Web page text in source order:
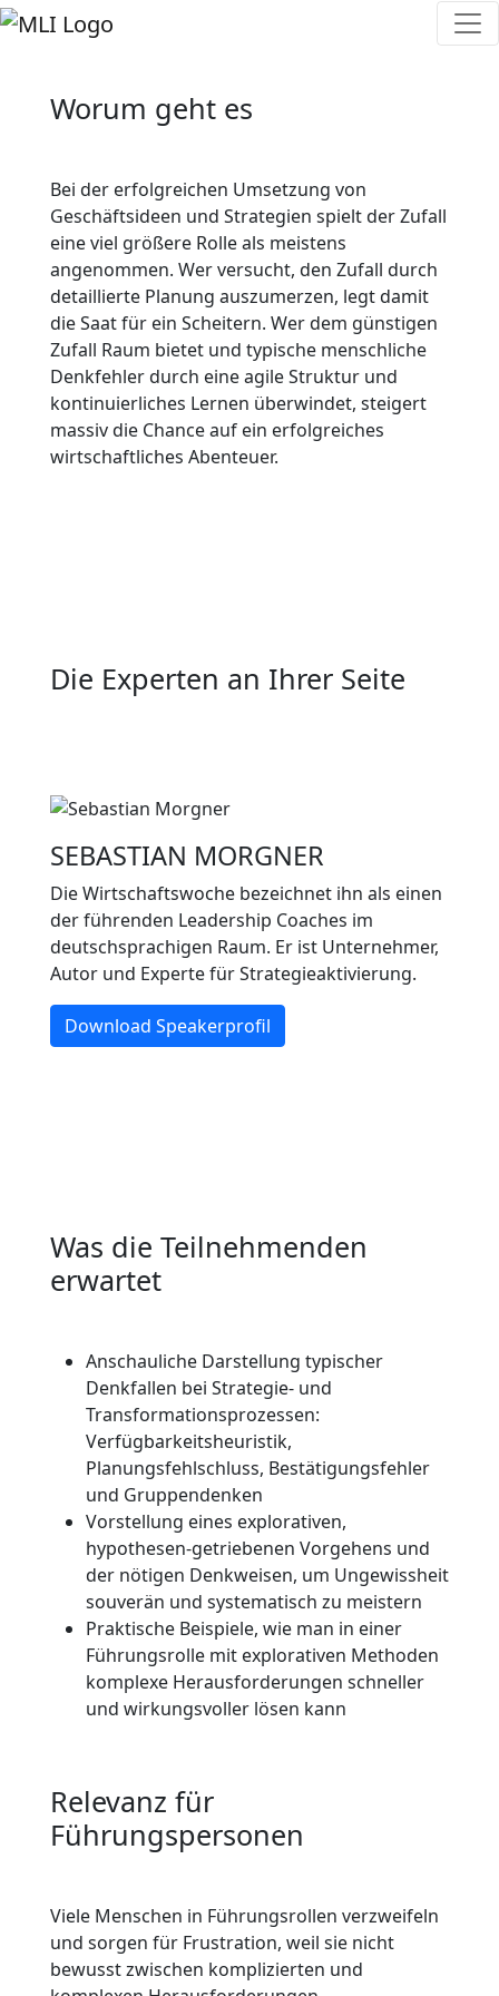
Worum geht es
Bei der erfolgreichen Umsetzung von
Geschäftsideen und Strategien spielt der Zufall
eine viel größere Rolle als meistens
angenommen. Wer versucht, den Zufall durch
detaillierte Planung auszumerzen, legt damit
die Saat für ein Scheitern. Wer dem günstigen
Zufall Raum bietet und typische menschliche
Denkfehler durch eine agile Struktur und
kontinuierliches Lernen überwindet, steigert
massiv die Chance auf ein erfolgreiches
wirtschaftliches Abenteuer.
Die Experten an Ihrer Seite
SEBASTIAN MORGNER
Die Wirtschaftswoche bezeichnet ihn als einen
der führenden Leadership Coaches im
deutschsprachigen Raum. Er ist Unternehmer,
Autor und Experte für Strategieaktivierung.
Download Speakerprofil
Was die Teilnehmenden
erwartet
Anschauliche Darstellung typischer
Denkfallen bei Strategie- und
Transformationsprozessen:
Verfügbarkeitsheuristik,
Planungsfehlschluss, Bestätigungsfehler
und Gruppendenken
Vorstellung eines explorativen,
hypothesen-getriebenen Vorgehens und
der nötigen Denkweisen, um Ungewissheit
souverän und systematisch zu meistern
Praktische Beispiele, wie man in einer
Führungsrolle mit explorativen Methoden
komplexe Herausforderungen schneller
und wirkungsvoller lösen kann
Relevanz für
Führungspersonen
Viele Menschen in Führungsrollen verzweifeln
und sorgen für Frustration, weil sie nicht
bewusst zwischen komplizierten und